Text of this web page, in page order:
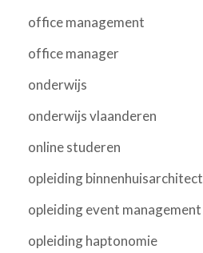
office management
office manager
onderwijs
onderwijs vlaanderen
online studeren
opleiding binnenhuisarchitect
opleiding event management
opleiding haptonomie